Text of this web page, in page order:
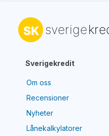
Sverigekredit
Om oss
Recensioner
Nyheter
Lånekalkylatorer